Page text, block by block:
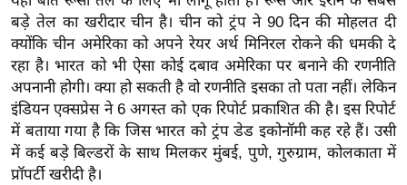
र्ल्ड
न्यू
ज
ब्री
फ
म
नो
बड़े तेल का खरीदार चीन है। चीन को ट्रंप ने 90 दिन की मोहलत दी
क्योंकि चीन अमेरिका को अपने रेयर अर्थ मिनिरल रोकने की धमकी दे
रहा है। भारत को भी ऐसा कोई दबाव अमेरिका पर बनाने की रणनीति
अपनानी होगी। क्या हो सकती है वो रणनीति इसका तो पता नहीं। लेकिन
इंडियन एक्सप्रेस ने 6 अगस्त को एक रिपोर्ट प्रकाशित की है। इस रिपोर्ट
में बताया गया है कि जिस भारत को ट्रंप डेड इकोनॉमी कह रहे हैं। उसी
में कई बड़े बिल्डरों के साथ मिलकर मुंबई, पुणे, गुरुग्राम, कोलकाता में
प्रॉपर्टी खरीदी है।